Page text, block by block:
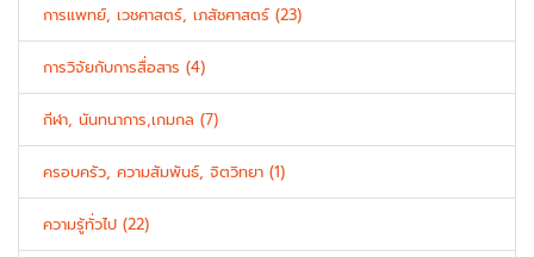
การแพทย์, เวชศาสตร์, เภสัชศาสตร์ (23)
การวิจัยกับการสื่อสาร (4)
กีฬา, นันทนาการ,เกมกล (7)
ครอบครัว, ความสัมพันธ์, จิตวิทยา (1)
ความรู้ทั่วไป (22)